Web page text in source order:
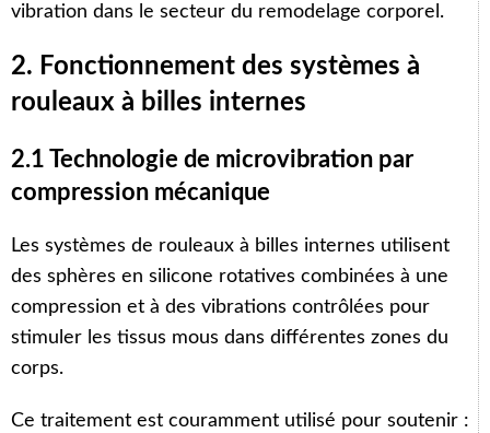
vibration dans le secteur du remodelage corporel.
2. Fonctionnement des systèmes à
rouleaux à billes internes
2.1 Technologie de microvibration par
compression mécanique
Les systèmes de rouleaux à billes internes utilisent
des sphères en silicone rotatives combinées à une
compression et à des vibrations contrôlées pour
stimuler les tissus mous dans différentes zones du
corps.
Ce traitement est couramment utilisé pour soutenir :